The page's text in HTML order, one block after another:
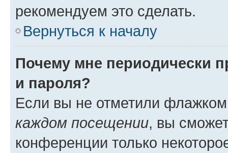
рекомендуем это сделать.
Вернуться к началу
Почему мне периодически
и пароля?
Если вы не отметили
каждом посещении, вы
конференции только